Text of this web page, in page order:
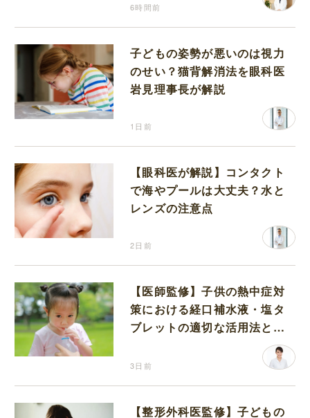
6時間前
子どもの姿勢が悪いのは視力
のせい？猫背解消法を眼科医
岩見理事長が解説
1日前
【眼科医が解説】コンタクト
で海やプールは大丈夫？水と
レンズの注意点
2日前
【医師監修】子供の熱中症対
策における経口補水液・塩タ
ブレットの適切な活用法と水
3日前
【整形外科医監修】子どもの